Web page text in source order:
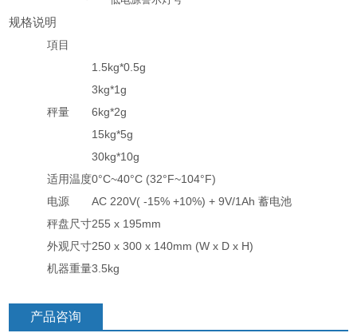
规格说明
項目
秤量
1.5kg*0.5g
3kg*1g
6kg*2g
15kg*5g
30kg*10g
适用温度0°C~40°C (32°F~104°F)
电源
AC 220V( -15% +10%) + 9V/1Ah 蓄电池
秤盘尺寸255 x 195mm
外观尺寸250 x 300 x 140mm (W x D x H)
机器重量3.5kg
产品咨询